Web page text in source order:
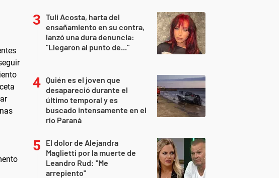
Tuli Acosta, harta del
ensañamiento en su contra,
lanzó una dura denuncia:
"Llegaron al punto de..."
Quién es el joven que
desapareció durante el
último temporal y es
buscado intensamente en el
río Paraná
El dolor de Alejandra
Maglietti por la muerte de
Leandro Rud: "Me
arrepiento"